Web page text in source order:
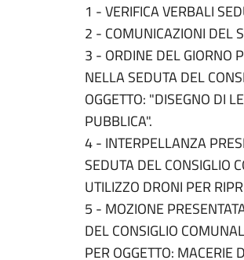
1 - VERIFICA VERBALI
2 - COMUNICAZIONI DEL
3 - ORDINE DEL GIORNO
NELLA SEDUTA DEL
OGGETTO: "DISEGNO DI
PUBBLICA".
4 - INTERPELLANZA
SEDUTA DEL CONSIGLIO
UTILIZZO DRONI PER
5 - MOZIONE
DEL CONSIGLIO
PER OGGETTO: MACERIE